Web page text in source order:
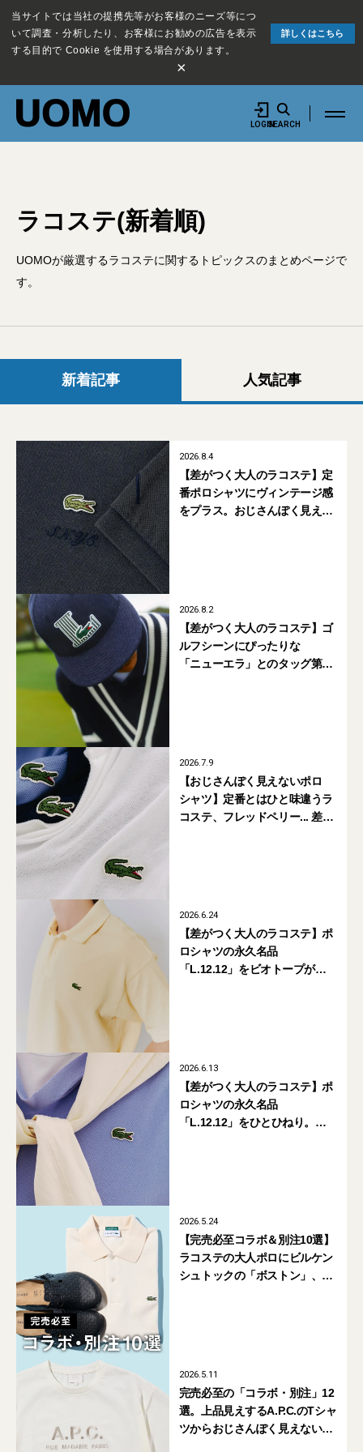
当サイトでは当社の提携先等がお客様のニーズ等につ
いて調査・分析したり、お客様にお勧めの広告を表示
する目的で Cookie を使用する場合があります。
詳しくはこちら
×
LOGINSEARCH
ラコステ(新着順)
UOMOが厳選するラコステに関するトピックスのまとめページで
す。
新着記事 人気記事
2026.8.4
【差がつく大人のラコステ】定
番ポロシャツにヴィンテージ感
をプラス。おじさんぽく見えな
2026.8.2
【差がつく大人のラコステ】ゴ
ルフシーンにぴったりな
「ニューエラ」とのタッグ第2
2026.7.9
【おじさんぽく見えないポロ
シャツ】定番とはひと味違うラ
コステ、フレッドペリー... 差が
2026.6.24
【差がつく大人のラコステ】ポ
ロシャツの永久名品
「L.12.12」をビオトープが初
2026.6.13
【差がつく大人のラコステ】ポ
ロシャツの永久名品
「L.12.12」をひとひねり。
2026.5.24
【完売必至コラボ＆別注10選】
ラコステの大人ポロにビルケン
シュトックの「ボストン」、ア
2026.5.11
完売必至の「コラボ・別注」12
選。上品見えするA.P.C.のTシャ
ツからおじさんぽく見えないラ